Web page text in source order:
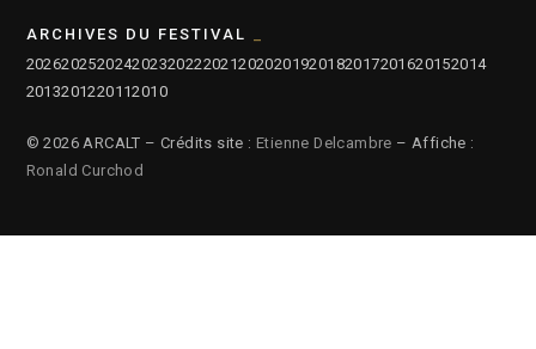
ARCHIVES DU FESTIVAL
2026202520242023202220212020201920182017201620152014
2013201220112010
© 2026 ARCALT – Crédits site : Etienne Delcambre – Affiche :
Ronald Curchod